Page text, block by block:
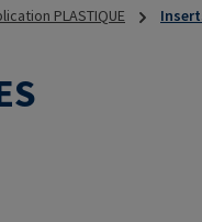
PLASTIQUE